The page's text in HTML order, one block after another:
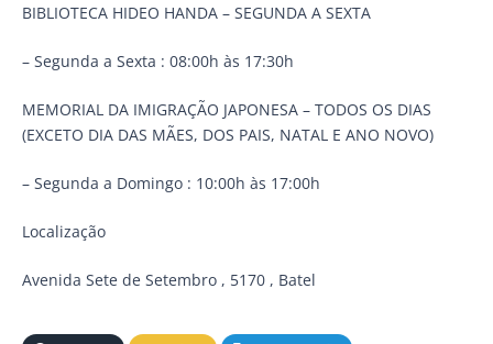
BIBLIOTECA HIDEO HANDA – SEGUNDA A SEXTA
– Segunda a Sexta : 08:00h às 17:30h
MEMORIAL DA IMIGRAÇÃO JAPONESA – TODOS OS DIAS
(EXCETO DIA DAS MÃES, DOS PAIS, NATAL E ANO NOVO)
– Segunda a Domingo : 10:00h às 17:00h
Localização
Avenida Sete de Setembro , 5170 , Batel